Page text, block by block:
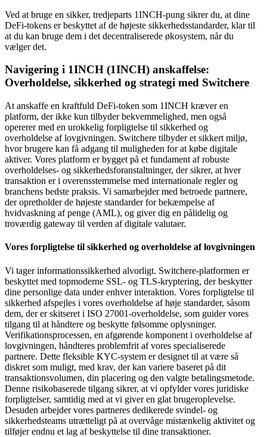
Ved at bruge en sikker, tredjeparts 1INCH-pung sikrer du, at dine
DeFi-tokens er beskyttet af de højeste sikkerhedsstandarder, klar til
at du kan bruge dem i det decentraliserede økosystem, når du
vælger det.
Navigering i 1INCH (1INCH) anskaffelse:
Overholdelse, sikkerhed og strategi med Switchere
At anskaffe en kraftfuld DeFi-token som 1INCH kræver en
platform, der ikke kun tilbyder bekvemmelighed, men også
opererer med en urokkelig forpligtelse til sikkerhed og
overholdelse af lovgivningen. Switchere tilbyder et sikkert miljø,
hvor brugere kan få adgang til muligheden for at købe digitale
aktiver. Vores platform er bygget på et fundament af robuste
overholdelses- og sikkerhedsforanstaltninger, der sikrer, at hver
transaktion er i overensstemmelse med internationale regler og
branchens bedste praksis. Vi samarbejder med betroede partnere,
der opretholder de højeste standarder for bekæmpelse af
hvidvaskning af penge (AML), og giver dig en pålidelig og
troværdig gateway til verden af digitale valutaer.
Vores forpligtelse til sikkerhed og overholdelse af lovgivningen
Vi tager informationssikkerhed alvorligt. Switchere-platformen er
beskyttet med topmoderne SSL- og TLS-kryptering, der beskytter
dine personlige data under enhver interaktion. Vores forpligtelse til
sikkerhed afspejles i vores overholdelse af høje standarder, såsom
dem, der er skitseret i ISO 27001-overholdelse, som guider vores
tilgang til at håndtere og beskytte følsomme oplysninger.
Verifikationsprocessen, en afgørende komponent i overholdelse af
lovgivningen, håndteres problemfrit af vores specialiserede
partnere. Dette fleksible KYC-system er designet til at være så
diskret som muligt, med krav, der kan variere baseret på dit
transaktionsvolumen, din placering og den valgte betalingsmetode.
Denne risikobaserede tilgang sikrer, at vi opfylder vores juridiske
forpligtelser, samtidig med at vi giver en glat brugeroplevelse.
Desuden arbejder vores partneres dedikerede svindel- og
sikkerhedsteams utrætteligt på at overvåge mistænkelig aktivitet og
tilføjer endnu et lag af beskyttelse til dine transaktioner.